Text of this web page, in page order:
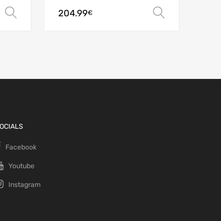
Choix des options
204.99€
Facebook
Youtube
Instagram